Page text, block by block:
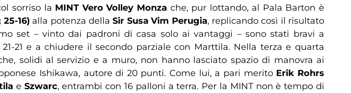
sorriso la MINT Vero Volley Monza che, pur lottando, al Pala Barton è
25-16)alla potenza dellaSir Susa Vim Perugia, replicando così il risultato
set – vinto dai padroni di casa solo ai vantaggi – sono stati bravi a
21 e a chiudere il secondo parziale con Marttila. Nella terza e quarta
solidi al servizio e a muro, non hanno lasciato spazio di manovra ai
Ishikawa, autore di 20 punti. Come lui, a pari merito Erik Rohrs
e Szwarc, entrambi con 16 palloni a terra. Per la MINT non è tempo di